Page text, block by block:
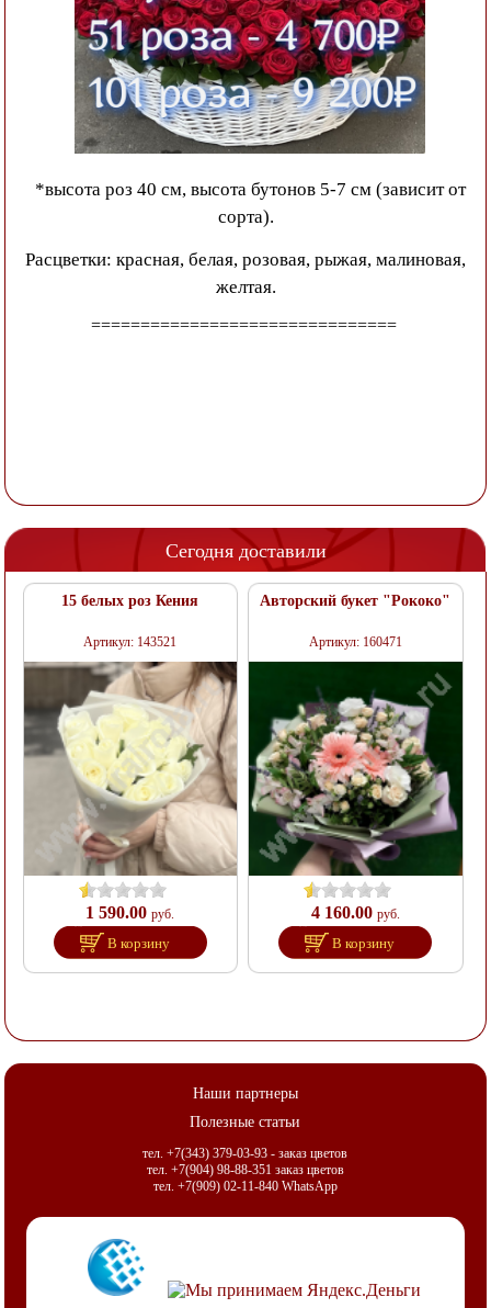
*высота роз 40 см, высота бутонов 5-7 см (зависит от
сорта).
Расцветки: красная, белая, розовая, рыжая, малиновая,
желтая.
===============================
Сегодня доставили
15 белых роз Кения
Артикул: 143521
1 590.00 руб.
В корзину
Авторский букет "Рококо"
Артикул: 160471
4 160.00 руб.
В корзину
Наши партнеры
Полезные статьи
тел. +7(343) 379-03-93 - заказ цветов
тел. +7(904) 98-88-351 заказ цветов
тел. +7(909) 02-11-840 WhatsApp